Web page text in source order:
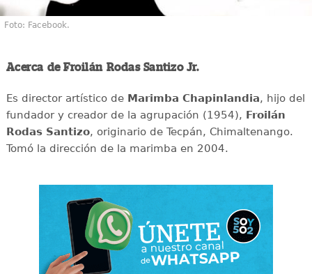
Foto: Facebook.
Acerca de Froilán Rodas Santizo Jr.
Es director artístico de Marimba Chapinlandia, hijo del
fundador y creador de la agrupación (1954), Froilán
Rodas Santizo, originario de Tecpán, Chimaltenango.
Tomó la dirección de la marimba en 2004.